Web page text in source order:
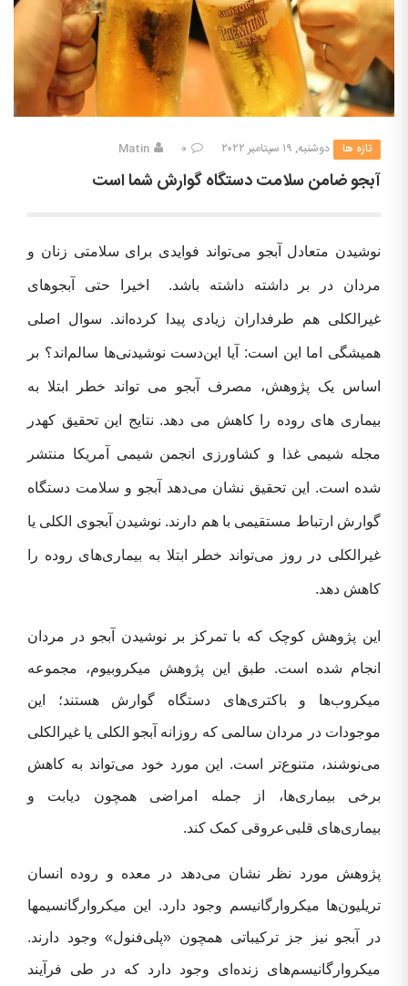
تازه ها دوشنبه, ۱۹ سپتامبر ۲۰۲۲ ۰ Matin
آبجو ضامن سلامت دستگاه گوارش شما است
نوشیدن متعادل آبجو می‌تواند فوایدی برای سلامتی زنان و
مردان در بر داشته داشته باشد. اخیرا حتی آبجوهای
غیرالکلی هم طرفداران زیادی پیدا کرده‌اند. سوال اصلی
همیشگی اما این است: آیا این‌دست نوشیدنی‌ها سالم‌اند؟ بر
اساس یک پژوهش، مصرف آبجو می تواند خطر ابتلا به
بیماری های روده را کاهش می دهد. نتایج این تحقیق کهدر
مجله شیمی غذا و کشاورزی انجمن شیمی آمریکا منتشر
شده است. این تحقیق نشان می‌دهد آبجو و سلامت دستگاه
گوارش ارتباط مستقیمی با هم دارند. نوشیدن آبجوی الکلی یا
غیر‌الکلی در روز می‌تواند خطر ابتلا به بیماری‌های روده را
کاهش دهد.
این پژوهش کوچک که با تمرکز بر نوشیدن آبجو در مردان
انجام شده است. طبق این پژوهش میکروبیوم، مجموعه
میکروب‌ها و باکتری‌های دستگاه گوارش هستند؛ این
موجودات در مردان سالمی که روزانه آبجو الکلی یا غیرالکلی
می‌نوشند، متنوع‌تر است. این مورد خود می‌تواند به کاهش
برخی بیماری‌ها، از جمله امراضی همچون دیابت و
بیماری‌های قلبی‌عروقی کمک کند.
پژوهش مورد نظر نشان می‌دهد در معده و روده انسان
تریلیون‌ها میکروارگانیسم وجود دارد. این میکروارگانسیمها
در آبجو نیز جز ترکیباتی همچون «پلی‌فنول» وجود دارند.
میکروارگانیسم‌های زنده‌ای وجود دارد که در طی فرآیند